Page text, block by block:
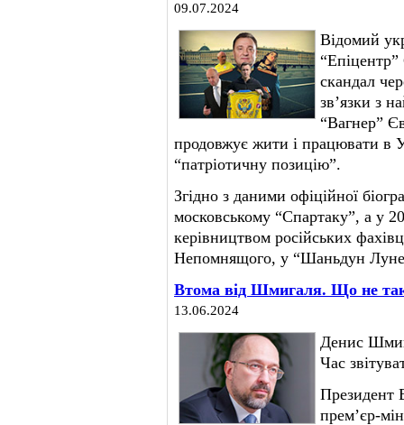
09.07.2024
Відомий
скандал
зв’язки з
“Вагнер”
продовжує жити і працювати в
“патріотичну позицію”.
Згідно з даними офіційної
московському “Спартаку”, а у
керівництвом російських
Непомнящого, у “Шаньдун
Втома від Шмигаля. Що не
13.06.2024
Денис
Час
Президент
премʼєр-